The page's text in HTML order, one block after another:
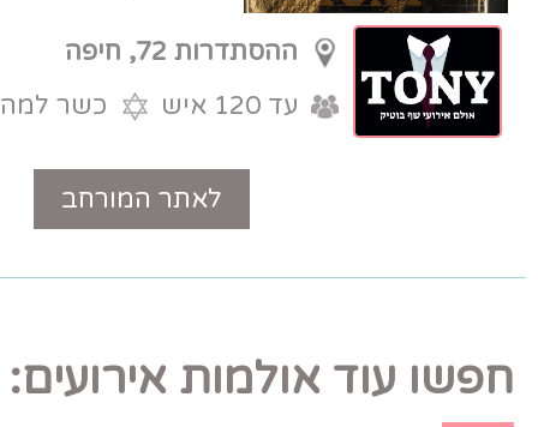
בתחום האירועים הקטנים.
ההסתדרות 72, חיפה
כשר למהדרין
טלפון
אירועים: